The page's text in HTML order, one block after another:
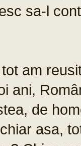
sa-l
am
ani,
de
asa,